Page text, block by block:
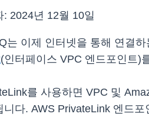
: 2024년 12월 10일
는 이제 인터넷을 통해 연결
(인터페이스 VPC 엔드포인트)
를 사용하면 VPC 및
니다. AWS PrivateLink 엔드